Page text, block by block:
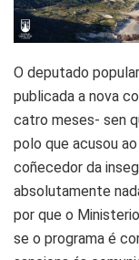
O deputado
publicada a nova
catro meses- sen
polo que acusou
coñecedor da
absolutamente
por que o
se o programa é